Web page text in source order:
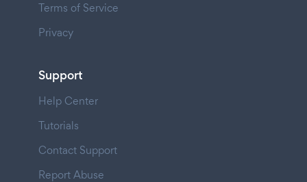
Terms of Service
Privacy
Support
Help Center
Tutorials
Contact Support
Report Abuse